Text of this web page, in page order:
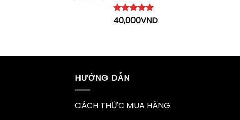
Được xếp
40,000VND
HƯỚNG DẪN
CÁCH THỨC MUA HÀNG